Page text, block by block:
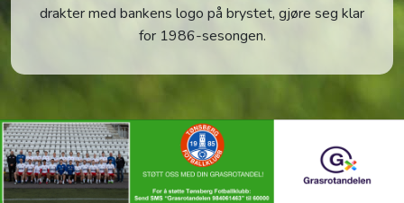
drakter med bankens logo på brystet, gjøre seg klar
for 1986-sesongen.